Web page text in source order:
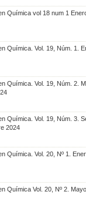
Química vol 18 num 1
Química. Vol. 19, Núm. 1.
Química. Vol. 19, Núm. 2.
Química. Vol. 19, Núm. 3.
2024
Química. Vol. 20, Nº 1.
Química Vol. 20, Nº 2.